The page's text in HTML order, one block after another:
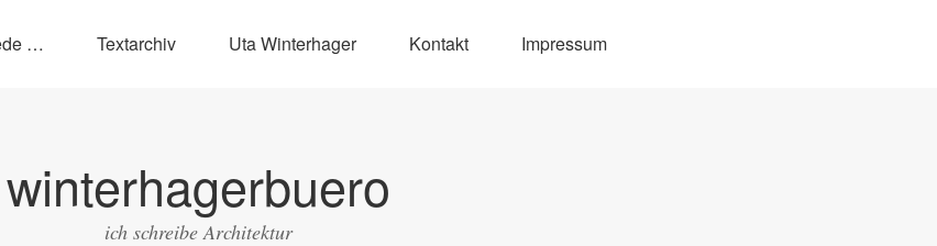
… Textarchiv Uta Winterhager Kontakt Impressum
winterhagerbuero
ich schreibe Architektur